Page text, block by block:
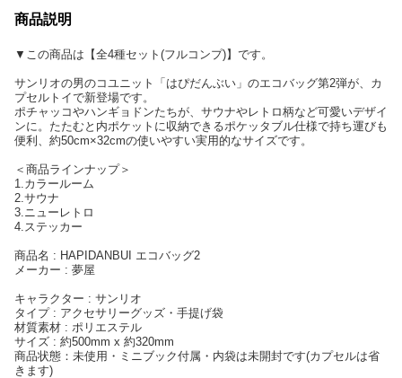
商品説明
▼この商品は【全4種セット(フルコンプ)】です。
サンリオの男のコユニット「はぴだんぶい」のエコバッグ第2弾が、カ
プセルトイで新登場です。
ポチャッコやハンギョドンたちが、サウナやレトロ柄など可愛いデザイ
ンに。たたむと内ポケットに収納できるポケッタブル仕様で持ち運びも
便利、約50cm×32cmの使いやすい実用的なサイズです。
＜商品ラインナップ＞
1.カラールーム
2.サウナ
3.ニューレトロ
4.ステッカー
商品名 : HAPIDANBUI エコバッグ2
メーカー : 夢屋
キャラクター : サンリオ
タイプ : アクセサリーグッズ・手提げ袋
材質素材 : ポリエステル
サイズ : 約500mm x 約320mm
商品状態：未使用・ミニブック付属・内袋は未開封です(カプセルは省
きます)